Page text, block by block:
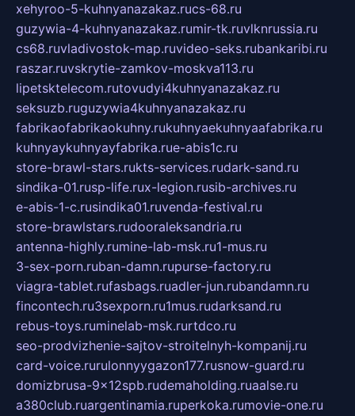
xehyroo-5-kuhnyanazakaz.rucs-68.ru
guzywia-4-kuhnyanazakaz.rumir-tk.ruvlknrussia.ru
cs68.ruvladivostok-map.ruvideo-seks.rubankaribi.ru
raszar.ruvskrytie-zamkov-moskva113.ru
lipetsktelecom.rutovudyi4kuhnyanazakaz.ru
seksuzb.ruguzywia4kuhnyanazakaz.ru
fabrikaofabrikaokuhny.rukuhnyaekuhnyaafabrika.ru
kuhnyaykuhnyayfabrika.rue-abis1c.ru
store-brawl-stars.rukts-services.rudark-sand.ru
sindika-01.rusp-life.rux-legion.rusib-archives.ru
e-abis-1-c.rusindika01.ruvenda-festival.ru
store-brawlstars.rudooraleksandria.ru
antenna-highly.rumine-lab-msk.ru1-mus.ru
3-sex-porn.ruban-damn.rupurse-factory.ru
viagra-tablet.rufasbags.ruadler-jun.rubandamn.ru
fincontech.ru3sexporn.ru1mus.rudarksand.ru
rebus-toys.ruminelab-msk.rurtdco.ru
seo-prodvizhenie-sajtov-stroitelnyh-kompanij.ru
card-voice.rurulonnyygazon177.rusnow-guard.ru
domizbrusa-9x12spb.rudemaholding.ruaalse.ru
a380club.ruargentinamia.ruperkoka.rumovie-one.ru